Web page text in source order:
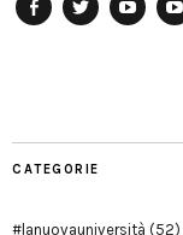
CATEGORIE
#lanuovauniversità (52)